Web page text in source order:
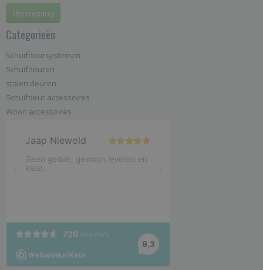
Herroeping
Categorieën
Schuifdeursystemen
Schuifdeuren
stalen deuren
Schuifdeur accessoires
Woon accessoires